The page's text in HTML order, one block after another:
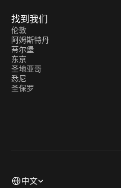
找到我们
伦敦
阿姆斯特丹
蒂尔堡
东京
圣地亚哥
悉尼
圣保罗
Select Language
中文